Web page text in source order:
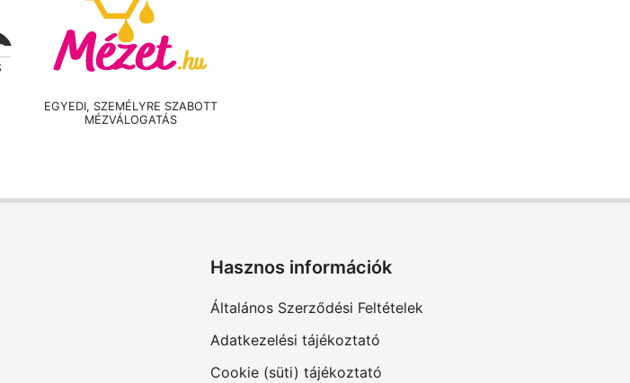
EGYEDI, SZEMÉLYRE SZABOTT
MÉZVÁLOGATÁS
Hasznos információk
Általános Szerződési Feltételek
Adatkezelési tájékoztató
Cookie (süti) tájékoztató